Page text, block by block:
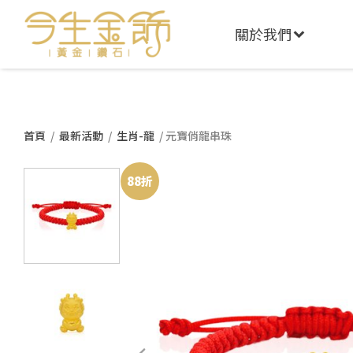
關於我們
首頁 / 最新活動 / 生肖-龍 / 元寶俏龍串珠
88折